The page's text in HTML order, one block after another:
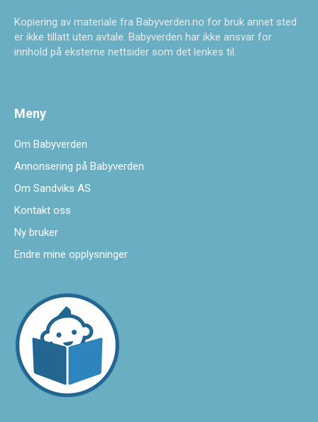
Kopiering av materiale fra Babyverden.no for bruk annet sted
er ikke tillatt uten avtale. Babyverden har ikke ansvar for
innhold på eksterne nettsider som det lenkes til.
Meny
Om Babyverden
Annonsering på Babyverden
Om Sandviks AS
Kontakt oss
Ny bruker
Endre mine opplysninger